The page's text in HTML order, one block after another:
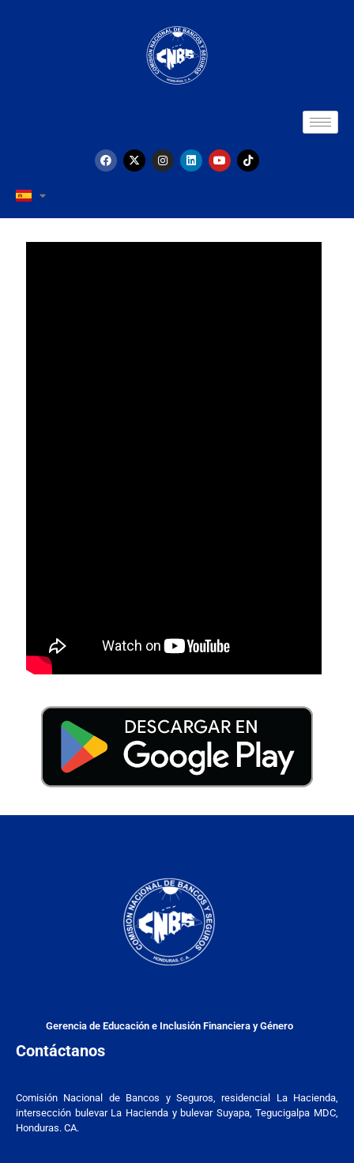
Gerencia de Educación e Inclusión Financiera y Género
Contáctanos
Comisión Nacional de Bancos y Seguros, residencial La Hacienda,
intersección bulevar La Hacienda y bulevar Suyapa, Tegucigalpa MDC,
Honduras. CA.